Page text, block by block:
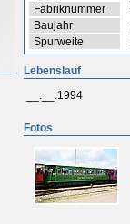
Fabriknummer
Baujahr
Spurweite
Lebenslauf
__.__.1994
Fotos